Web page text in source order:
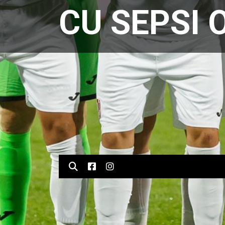
CU SEPSI